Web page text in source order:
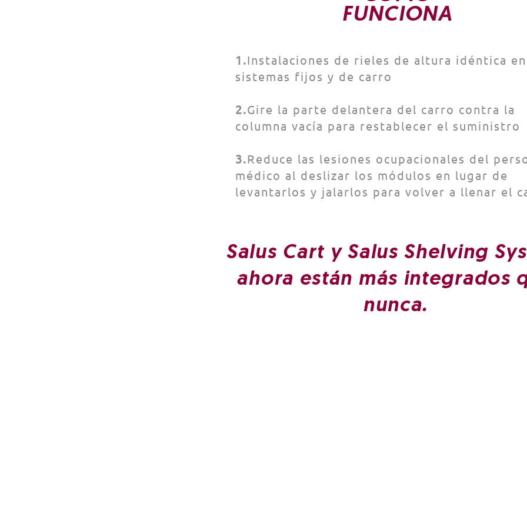
FUNCIONA
1️.Instalaciones de rieles de altura idéntica en
sistemas fijos y de carro
2️.Gire la parte delantera del carro contra la
columna vacía para restablecer el suministro
3️.Reduce las lesiones ocupacionales del
médico al deslizar los módulos en lugar de
levantarlos y jalarlos para volver a llenar el
Salus Cart y Salus Shelving
ahora están más integrados
nunca.